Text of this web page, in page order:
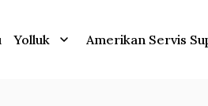
Yolluk Amerikan Servis